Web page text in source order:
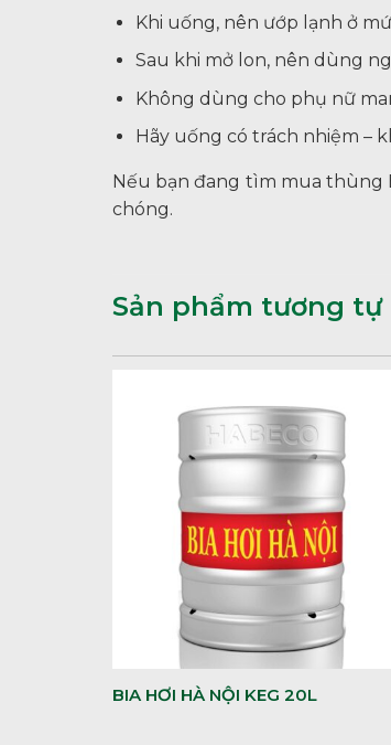
Khi uống, nên ướp lạnh ở
Sau khi mở lon, nên dùng
Không dùng cho phụ nữ
Hãy uống có trách nhiệm –
Nếu bạn đang tìm mua thùng
chóng.
Sản phẩm tương tự
BIA HƠI HÀ NỘI KEG 20L